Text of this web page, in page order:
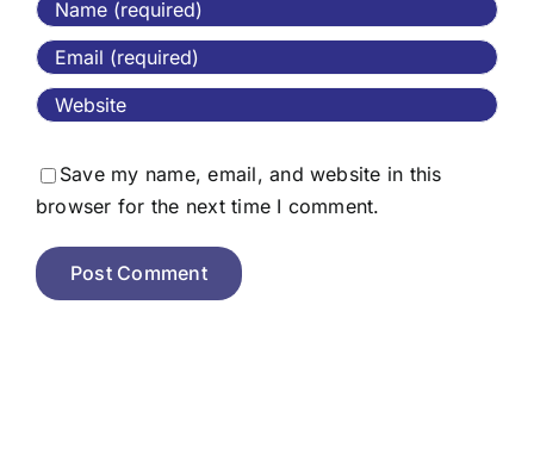
Save my name, email, and website in this
browser for the next time I comment.